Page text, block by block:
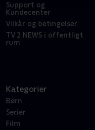
Support og
Kundecenter
Vilkår og betingelser
TV 2 NEWS i offentligt
rum
Kategorier
Børn
Serier
Film